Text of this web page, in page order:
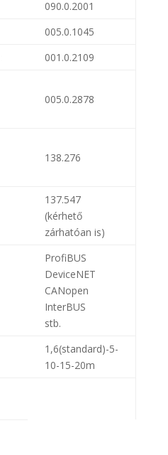
090.0.2001
005.0.1045
001.0.2109
005.0.2878
138.276
137.547
(kérhető
zárhatóan is)
ProfiBUS
DeviceNET
CANopen
InterBUS
stb.
1,6(standard)-5-
10-15-20m